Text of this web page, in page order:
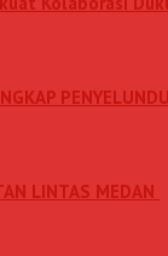
LINTAS MEDAN